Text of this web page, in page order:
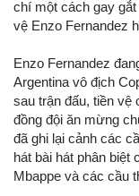
chí một cách gay
vệ Enzo Fernandez
Enzo Fernandez
Argentina vô địch
sau trận đấu, tiền vệ
đồng đội ăn mừng
đã ghi lại cảnh các
hát bài hát phân biệt
Mbappe và các cầu